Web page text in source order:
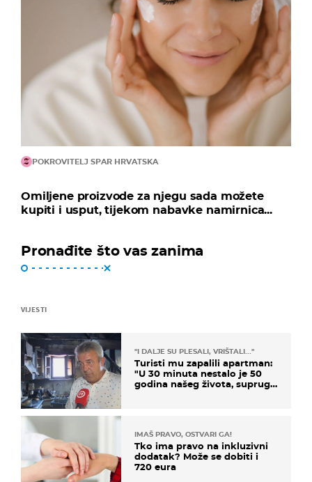
POKROVITELJ SPAR HRVATSKA
Omiljene proizvode za njegu sada možete
kupiti i usput, tijekom nabavke namirnica...
Pronađite što vas zanima
VIJESTI
"I DALJE SU PLESALI, VRIŠTALI..."
Turisti mu zapalili apartman:
"U 30 minuta nestalo je 50
godina našeg života, supruga
IMAŠ PRAVO, OSTVARI GA!
Tko ima pravo na inkluzivni
dodatak? Može se dobiti i
720 eura